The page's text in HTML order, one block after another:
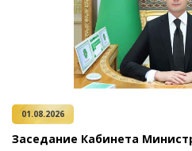
01.08.2026
Заседание Кабинета